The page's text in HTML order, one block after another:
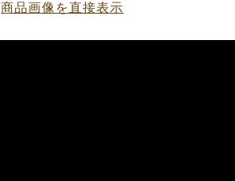
商品画像を直接表示